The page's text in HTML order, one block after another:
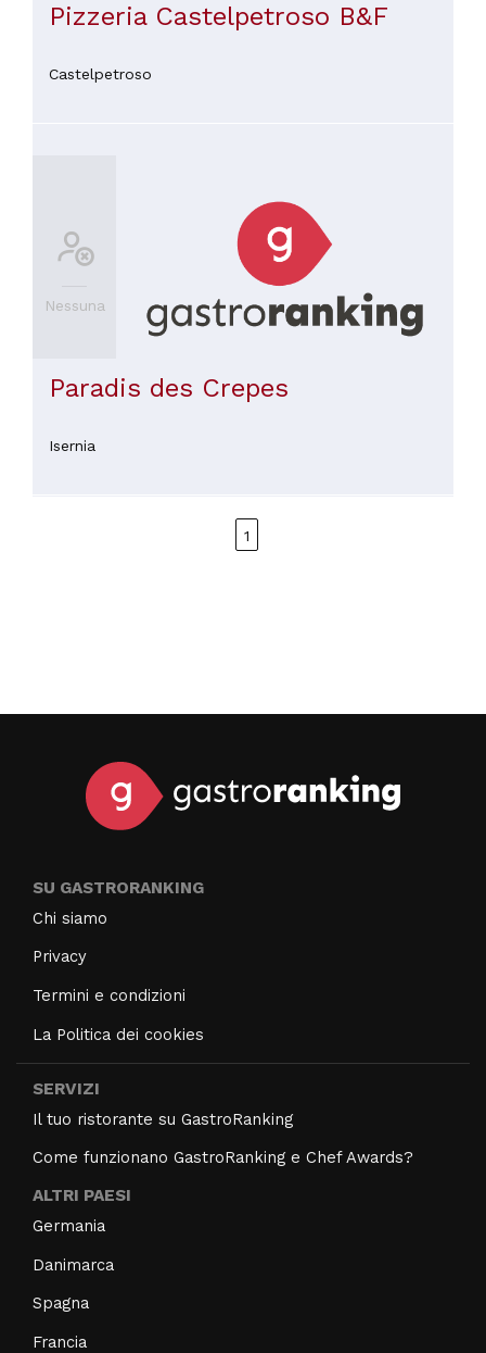
Pizzeria Castelpetroso B&F
Castelpetroso
Nessuna
Paradis des Crepes
Isernia
1
SU GASTRORANKING
Chi siamo
Privacy
Termini e condizioni
La Politica dei cookies
SERVIZI
Il tuo ristorante su GastroRanking
Come funzionano GastroRanking e Chef Awards?
ALTRI PAESI
Germania
Danimarca
Spagna
Francia